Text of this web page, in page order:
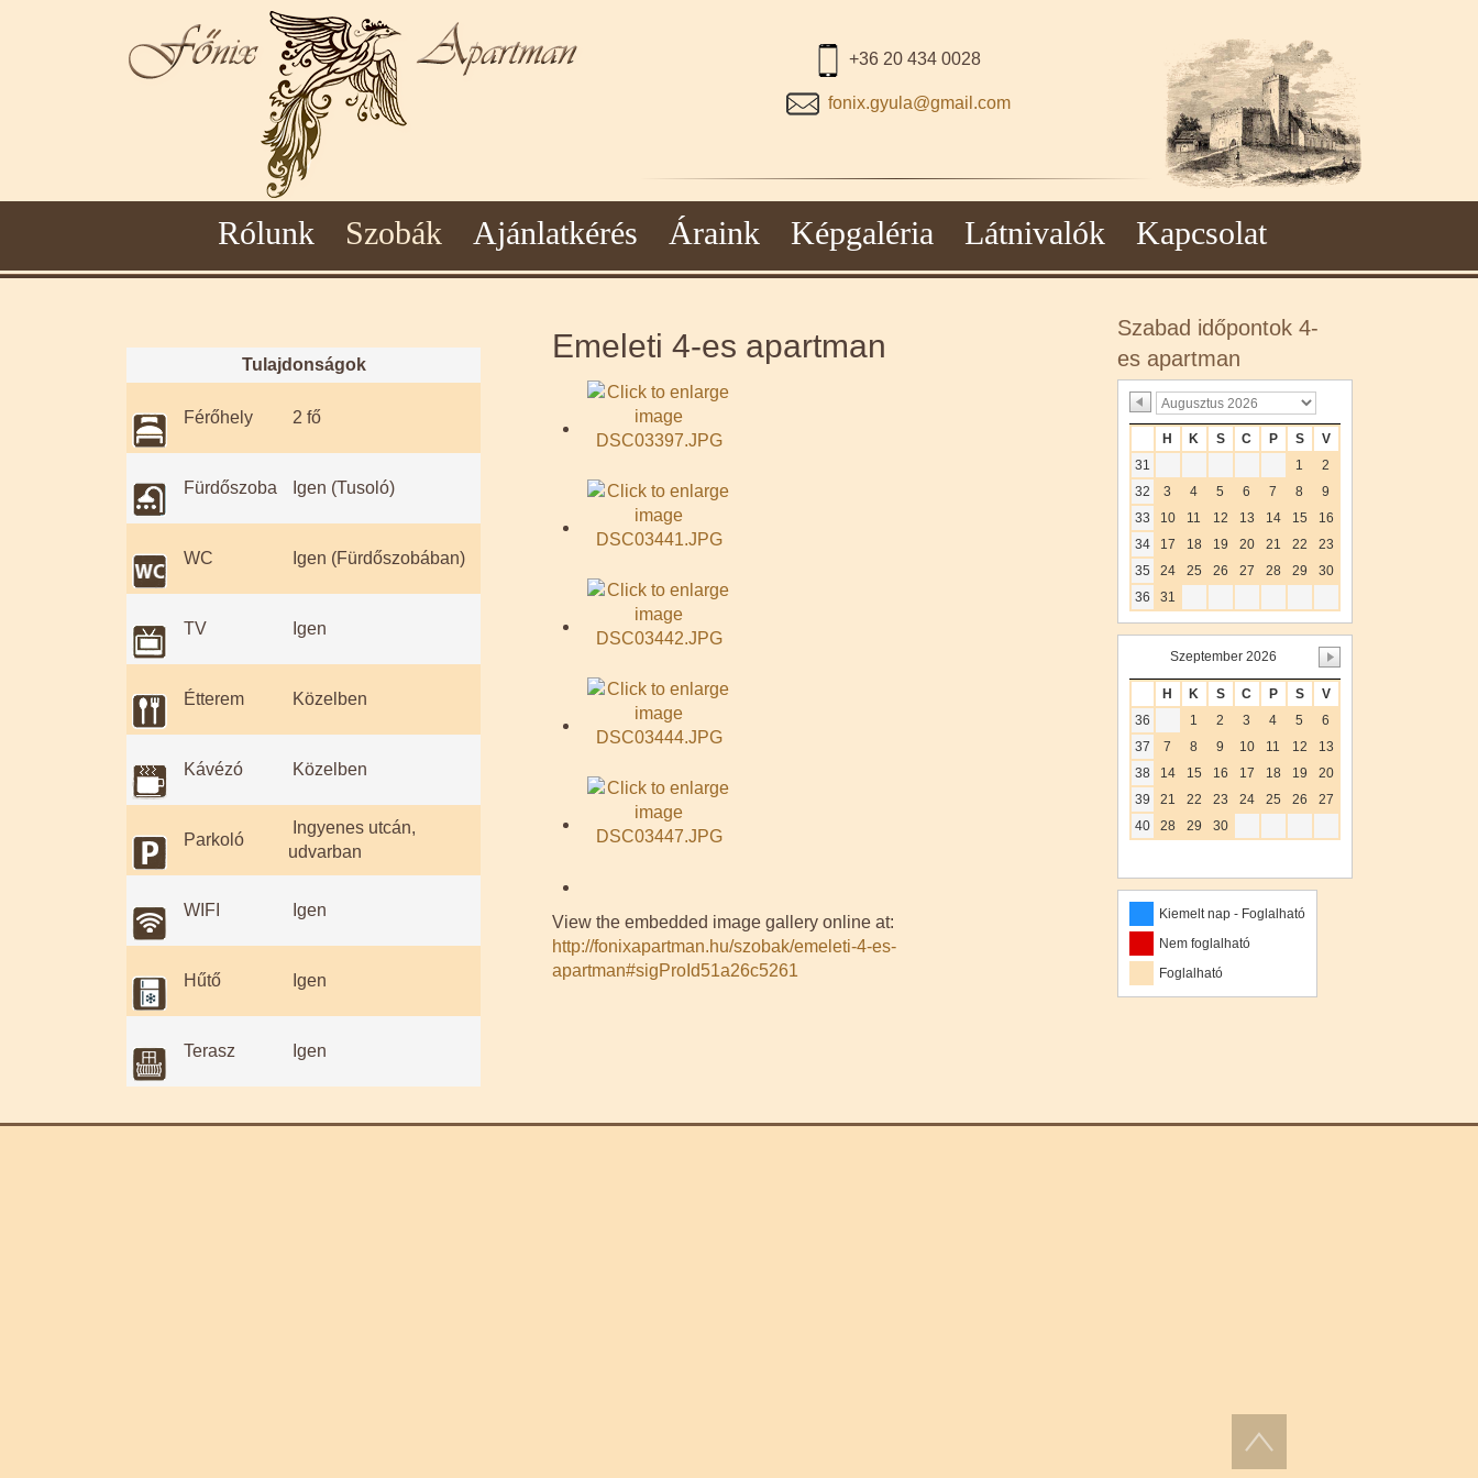
+36 20 434 0028
fonix.gyula@gmail.com
Rólunk Szobák Ajánlatkérés Áraink Képgaléria Látnivalók Kapcsolat
Tulajdonságok
Férőhely 2 fő
Fürdőszoba Igen (Tusoló)
WC Igen (Fürdőszobában)
TV Igen
Étterem Közelben
Kávézó Közelben
Parkoló
Ingyenes utcán,
udvarban
WIFI Igen
Hűtő Igen
Terasz Igen
Emeleti 4-es apartman
View the embedded image gallery online at:
http://fonixapartman.hu/szobak/emeleti-4-es-
apartman#sigProId51a26c5261
Szabad időpontok 4-
es apartman
H K S C P S
V
31
1
2
32
3 4 5 6 7 8
9
33
10 11 12 13 14 15
16
34
17 18 19 20 21 22
23
35
24 25 26 27 28 29
30
36
31
Szeptember 2026
H K S C P S
V
36
1 2 3 4 5
6
37
7 8 9 10 11 12
13
38
14 15 16 17 18 19
20
39
21 22 23 24 25 26
27
40
28 29 30
Kiemelt nap - Foglalható
Nem foglalható
Foglalható